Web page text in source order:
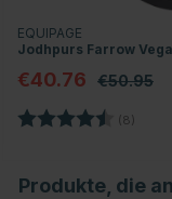
EQUIPAGE
Jodhpurs Farrow
€40.76 €50.95
Bewertung: (8)
Produkte, die